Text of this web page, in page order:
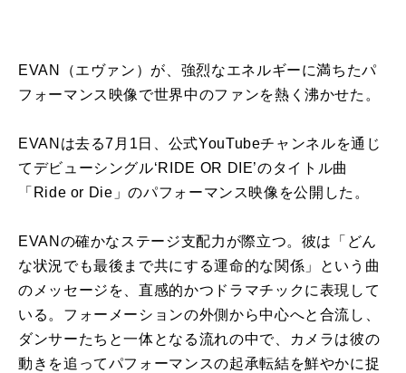
EVAN（エヴァン）が、強烈なエネルギーに満ちたパ
フォーマンス映像で世界中のファンを熱く沸かせた。
EVANは去る7月1日、公式YouTubeチャンネルを通じ
てデビューシングル‘RIDE OR DIE’のタイトル曲
「Ride or Die」のパフォーマンス映像を公開した。
EVANの確かなステージ支配力が際立つ。彼は「どん
な状況でも最後まで共にする運命的な関係」という曲
のメッセージを、直感的かつドラマチックに表現して
いる。フォーメーションの外側から中心へと合流し、
ダンサーたちと一体となる流れの中で、カメラは彼の
動きを追ってパフォーマンスの起承転結を鮮やかに捉